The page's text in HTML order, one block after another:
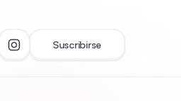
Suscribirse